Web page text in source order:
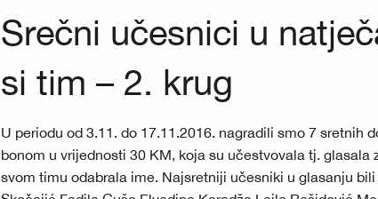
Srečni učesnici u
si tim – 2. krug
U periodu od 3.11. do 17.11.2016. nagradili smo 7 sretnih
bonom u vrijednosti 30 KM, koja su učestvovala tj. glasala
svom timu odabrala ime. Najsretniji učesniki u glasanju bili